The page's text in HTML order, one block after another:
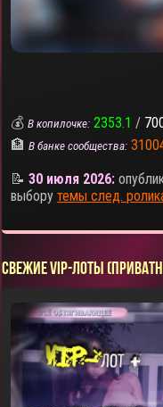
💰В копилочке: 2353.1 /
🏦В банке сообщества:
📝30 июля 2026:
выборутемы след.
СВЕЖИЕ VIP-ЛОТЫ